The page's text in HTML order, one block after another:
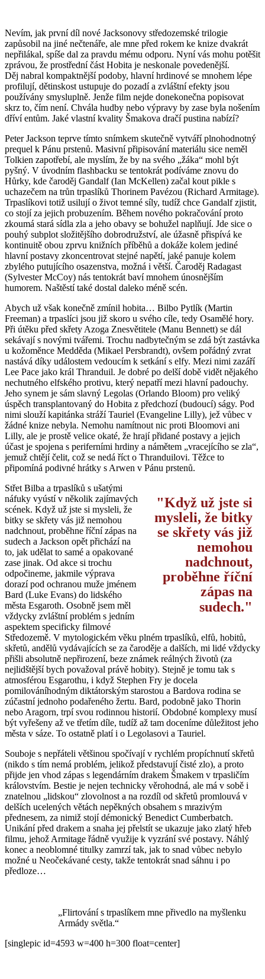
Nevím, jak první díl nové Jacksonovy středozemské trilogie
zapůsobil na jiné nečtenáře, ale mne před rokem ke knize dvakrát
nepřilákal, spíše dal za pravdu mému odporu. Nyní vás mohu potěšit
zprávou, že prostřední část Hobita je neskonale povedenější.
Děj nabral kompaktnější podoby, hlavní hrdinové se mnohem lépe
profilují, dětinskost ustupuje do pozadí a zvláštní efekty jsou
používány smysluplně. Jenže film nejde donekonečna popisovat
skrz to, čím není. Chvála hudby nebo výpravy by zase byla nošením
dříví entům. Jaké vlastní kvality Šmakova dračí pustina nabízí?
Peter Jackson teprve tímto snímkem skutečně vytváří plnohodnotný
prequel k Pánu prstenů. Masivní připisování materiálu sice neměl
Tolkien zapotřebí, ale myslím, že by na svého „žáka“ mohl být
pyšný. V úvodním flashbacku se tentokrát podíváme znovu do
Hůrky, kde čaroděj Gandalf (Ian McKellen) začal kout pikle s
uchazečem na trůn trpaslíků Thorinem Pavézou (Richard Armitage).
Trpaslíkovi totiž usilují o život temné síly, tudíž chce Gandalf zjistit,
co stojí za jejich probuzením. Během nového pokračování proto
zkoumá stará sídla zla a jeho obavy se bohužel naplňují. Jde sice o
pouhý subplot složitějšího dobrodružství, ale úžasně přispívá ke
kontinuitě obou zprvu knižních příběhů a dokáže kolem jediné
hlavní postavy zkoncentrovat stejné napětí, jaké panuje kolem
zbylého putujícího osazenstva, možná i větší. Čaroděj Radagast
(Sylvester McCoy) nás tentokrát baví mnohem únosnějším
humorem. Naštěstí také dostal daleko méně scén.
Abych už však konečně zmínil hobita… Bilbo Pytlík (Martin
Freeman) a trpaslíci jsou již skoro u svého cíle, tedy Osamělé hory.
Při útěku před skřety Azoga Znesvětitele (Manu Bennett) se dál
sekávají s novými tvářemi. Trochu nadbytečným se zdá být zastávka
u kožoměnce Medděda (Mikael Persbrandt), ovšem pořádný zvrat
nastává díky událostem vedoucím k setkání s elfy. Mezi nimi zazáří
Lee Pace jako král Thranduil. Je dobré po delší době vidět nějakého
nechutného elfského protivu, který nepatří mezi hlavní padouchy.
Jeho synem je sám slavný Legolas (Orlando Bloom) pro veliký
úspěch transplantovaný do Hobita z předchozí (budoucí) ságy. Pod
nimi slouží kapitánka stráží Tauriel (Evangeline Lilly), jež vůbec v
žádné knize nebyla. Nemohu namítnout nic proti Bloomovi ani
Lilly, ale je prostě velice okaté, že hrají přidané postavy a jejich
účast je spojena s periferními hrdiny a námětem „vracejícího se zla“,
jemuž chtějí čelit, což se nedá říct o Thranduilovi. Těžce to
připomíná podivné hrátky s Arwen v Pánu prstenů.
Když už jste si
mysleli, že bitky
se skřety vás již
nemohou
nadchnout,
proběhne říční
zápas na
sudech.
Střet Bilba a trpaslíků s ušatými
náfuky vyústí v několik zajímavých
scének. Když už jste si mysleli, že
bitky se skřety vás již nemohou
nadchnout, proběhne říční zápas na
sudech a Jackson opět přichází na
to, jak udělat to samé a opakované
zase jinak. Od akce si trochu
odpočineme, jakmile výprava
dorazí pod ochranou muže jménem
Bard (Luke Evans) do lidského
města Esgaroth. Osobně jsem měl
vždycky zvláštní problém s jedním
aspektem specificky filmové
Středozemě. V mytologickém věku plném trpaslíků, elfů, hobitů,
skřetů, andělů vydávajících se za čaroděje a dalších, mi lidé vždycky
přišli absolutně nepřirození, beze známek reálných životů (za
nejlidštější bych považoval právě hobity). Stejně je tomu tak s
atmosférou Esgarothu, i když Stephen Fry je docela
pomilováníhodným diktátorským starostou a Bardova rodina se
zúčastní jednoho podařeného žertu. Bard, podobně jako Thorin
nebo Aragorn, trpí svou rodinnou historií. Obdobné komplexy musí
být vyřešeny až ve třetím díle, tudíž až tam doceníme důležitost jeho
města v sáze. To ostatně platí i o Legolasovi a Tauriel.
Souboje s nepřáteli většinou spočívají v rychlém propíchnutí skřetů
(nikdo s tím nemá problém, jelikož představují čisté zlo), a proto
přijde jen vhod zápas s legendárním drakem Šmakem v trpasličím
královstvím. Bestie je nejen technicky věrohodná, ale má v sobě i
znatelnou „lidskou“ zlovolnost a na rozdíl od skřetů promlouvá v
delších ucelených větách nepěkných obsahem s mrazivým
přednesem, za nimiž stojí démonický Benedict Cumberbatch.
Unikání před drakem a snaha jej přelstít se ukazuje jako zlatý hřeb
filmu, jehož Armitage řádně využije k vyzrání své postavy. Náhlý
konec a neoblomné titulky zamrzí tak, jak to snad vůbec nebylo
možné u Neočekávané cesty, takže tentokrát snad sáhnu i po
předloze…
„Flirtování s trpaslíkem mne přivedlo na myšlenku
Armády světla.“
[singlepic id=4593 w=400 h=300 float=center]